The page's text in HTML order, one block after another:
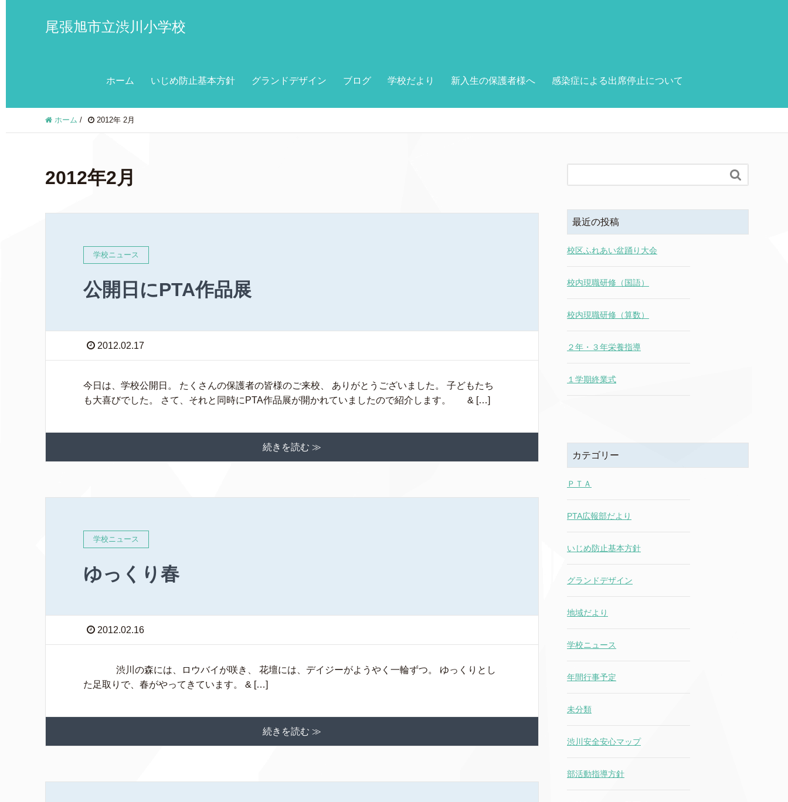
尾張旭市立渋川小学校
ホーム いじめ防止基本方針 グランドデザイン ブログ 学校だより 新入生の保護者様へ 感染症による出席停止について
ホーム / 2012年 2月
2012年2月
学校ニュース
公開日にPTA作品展
2012.02.17
今日は、学校公開日。 たくさんの保護者の皆様のご来校、 ありがとうございました。 子どもたち
も大喜びでした。 さて、それと同時にPTA作品展が開かれていましたので紹介します。 & […]
続きを読む ≫
学校ニュース
ゆっくり春
2012.02.16
渋川の森には、ロウバイが咲き、 花壇には、デイジーがようやく一輪ずつ。 ゆっくりとし
た足取りで、春がやってきています。 & […]
続きを読む ≫

最近の投稿
校区ふれあい盆踊り大会
校内現職研修（国語）
校内現職研修（算数）
２年・３年栄養指導
１学期終業式
カテゴリー
ＰＴＡ
PTA広報部だより
いじめ防止基本方針
グランドデザイン
地域だより
学校ニュース
年間行事予定
未分類
渋川安全安心マップ
部活動指導方針